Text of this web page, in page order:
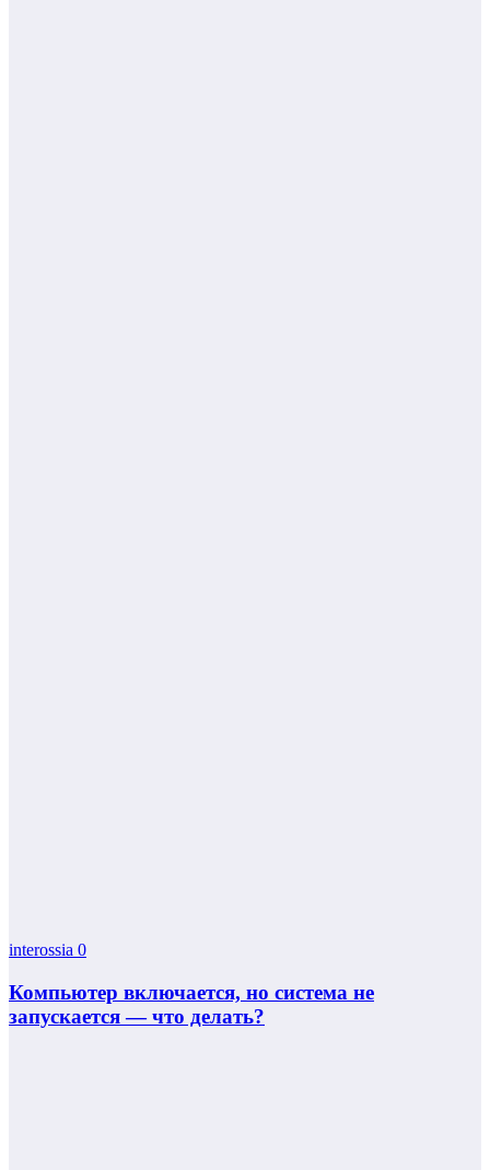
interossia 0
Компьютер включается, но система не
запускается — что делать?